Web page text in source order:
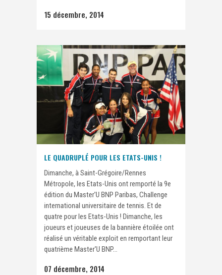
15 décembre, 2014
LE QUADRUPLÉ POUR LES ETATS-UNIS !
Dimanche, à Saint-Grégoire/Rennes
Métropole, les Etats-Unis ont remporté la 9e
édition du Master'U BNP Paribas, Challenge
international universitaire de tennis. Et de
quatre pour les Etats-Unis ! Dimanche, les
joueurs et joueuses de la bannière étoilée ont
réalisé un véritable exploit en remportant leur
quatrième Master'U BNP...
07 décembre, 2014